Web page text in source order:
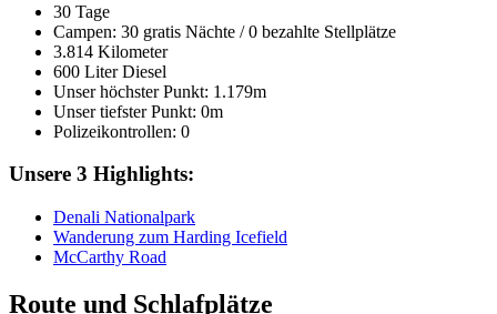
30 Tage
Campen: 30 gratis Nächte / 0 bezahlte Stellplätze
3.814 Kilometer
600 Liter Diesel
Unser höchster Punkt: 1.179m
Unser tiefster Punkt: 0m
Polizeikontrollen: 0
Unsere 3 Highlights:
Denali Nationalpark
Wanderung zum Harding Icefield
McCarthy Road
Route und Schlafplätze